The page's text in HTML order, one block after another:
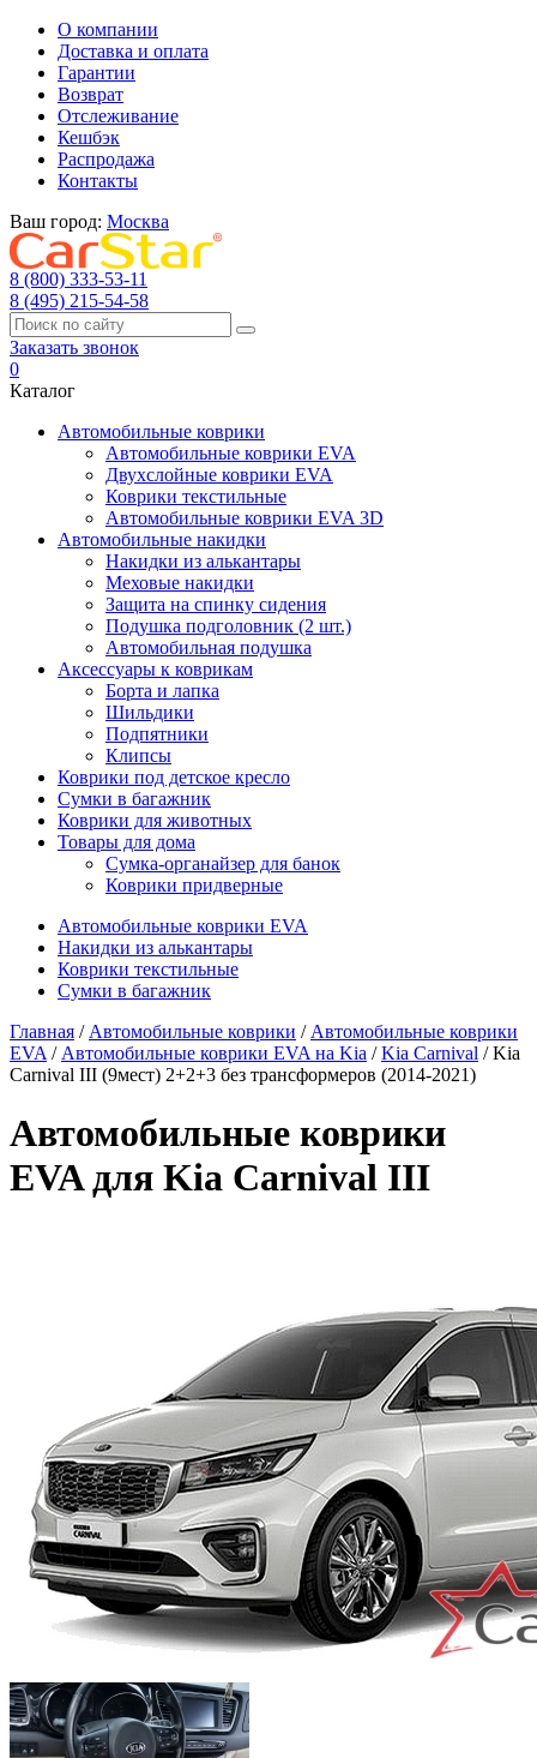
О компании
Доставка и оплата
Гарантии
Возврат
Отслеживание
Кешбэк
Распродажа
Контакты
Ваш город: Москва
8 (800) 333-53-11
8 (495) 215-54-58
Заказать звонок
0
Каталог
Автомобильные коврики
Автомобильные коврики EVA
Двухслойные коврики EVA
Коврики текстильные
Автомобильные коврики EVA 3D
Автомобильные накидки
Накидки из алькантары
Меховые накидки
Защита на спинку сидения
Подушка подголовник (2 шт.)
Автомобильная подушка
Аксессуары к коврикам
Борта и лапка
Шильдики
Подпятники
Клипсы
Коврики под детское кресло
Сумки в багажник
Коврики для животных
Товары для дома
Сумка-органайзер для банок
Коврики придверные
Автомобильные коврики EVA
Накидки из алькантары
Коврики текстильные
Сумки в багажник
Главная / Автомобильные коврики / Автомобильные коврики
EVA / Автомобильные коврики EVA на Kia /Kia Carnival / Kia
Carnival III (9мест) 2+2+3 без трансформеров (2014-2021)
Автомобильные коврики
EVA для Kia Carnival III